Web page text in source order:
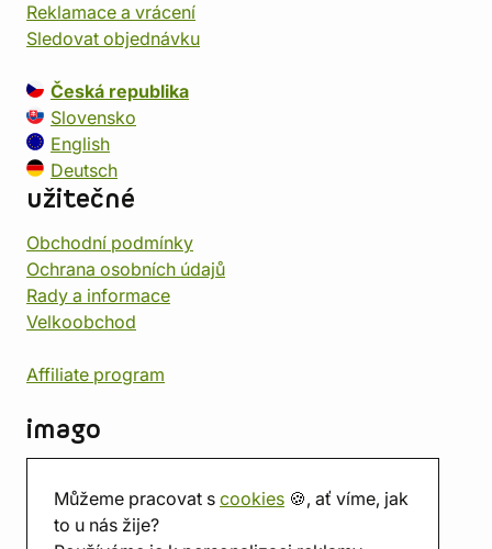
Můžeme pracovat s cookies 🍪, ať víme, jak
to u nás žije?
Reklamace a vrácení
Sledovat objednávku
Česká republika
Slovensko
English
Deutsch
užitečné
Obchodní podmínky
Ochrana osobních údajů
Rady a informace
Velkoobchod
Affiliate program
imago
Prodejna
Herna